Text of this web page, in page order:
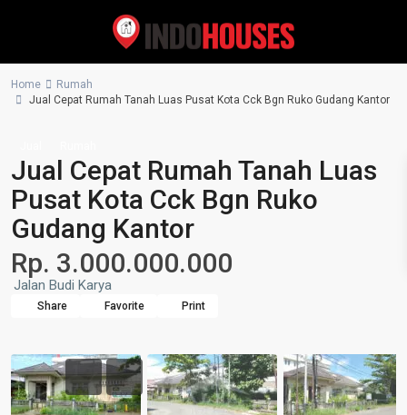
Home
Rumah
Jual Cepat Rumah Tanah Luas Pusat Kota Cck Bgn Ruko Gudang Kantor
Jual Cepat Rumah Tanah Luas
Pusat Kota Cck Bgn Ruko
Gudang Kantor
Rp. 3.000.000.000
Jalan Budi Karya
Share Favorite Print